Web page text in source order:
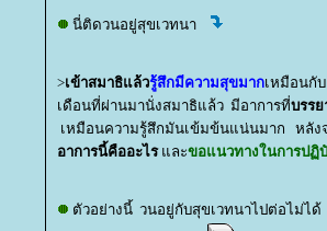
นี่ติดวนอยู่สุขเวทนา
>เข้าสมาธิแล้วรู้สึกมีความสุขมากเหมือนกั
เดือนที่ผ่านมานั่งสมาธิแล้ว มีอาการที่บรร
เหมือนความรู้สึกมันเข้มข้นแน่นมาก หลัง
อาการนี้คืออะไร ละขอแนวทางในการปฏิ
ตัวอย่างนี้ วนอยู่กับสุขเวทนาไปต่อไม่ไ